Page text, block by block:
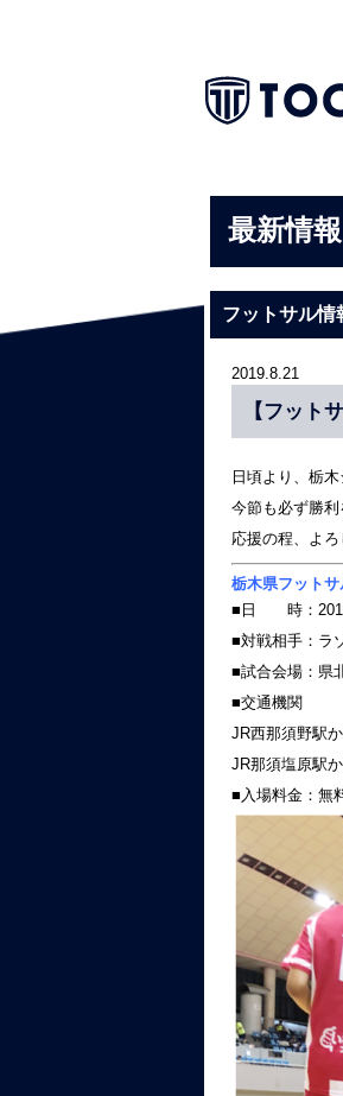
最新情報
フットサル情
2019.8.21
【フット
日頃より、栃
今節も必ず勝利
応援の程、よ
栃木県フット
■日 時：2019
■対戦相手：ラ
■試合会場：県
■交通機関
JR西那須野駅
JR那須塩原駅
■入場料金：無